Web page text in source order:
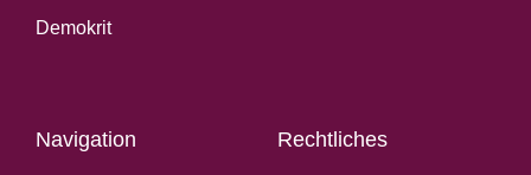
Demokrit
Navigation Rechtliches